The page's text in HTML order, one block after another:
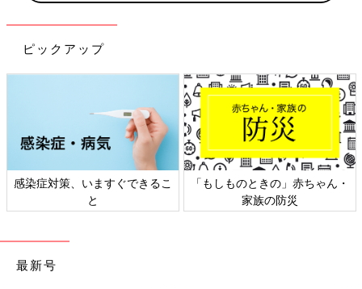
ピックアップ
感染症対策、いますぐできるこ
と
「もしものときの」赤ちゃん・
家族の防災
最新号